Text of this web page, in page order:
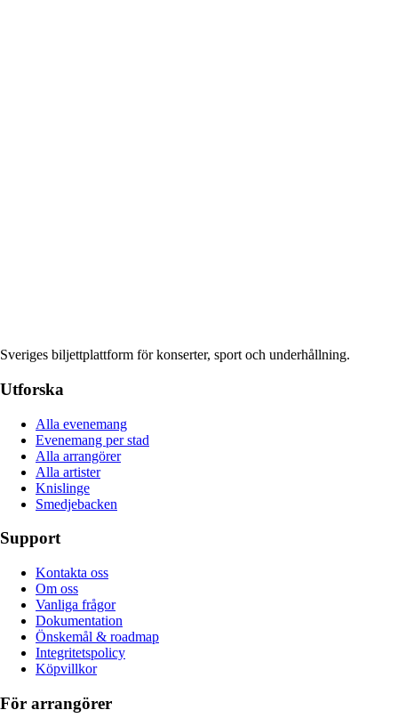
Sveriges biljettplattform för konserter, sport och underhållning.
Utforska
Alla evenemang
Evenemang per stad
Alla arrangörer
Alla artister
Knislinge
Smedjebacken
Support
Kontakta oss
Om oss
Vanliga frågor
Dokumentation
Önskemål & roadmap
Integritetspolicy
Köpvillkor
För arrangörer